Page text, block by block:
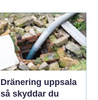
Dränering uppsala
så skyddar du